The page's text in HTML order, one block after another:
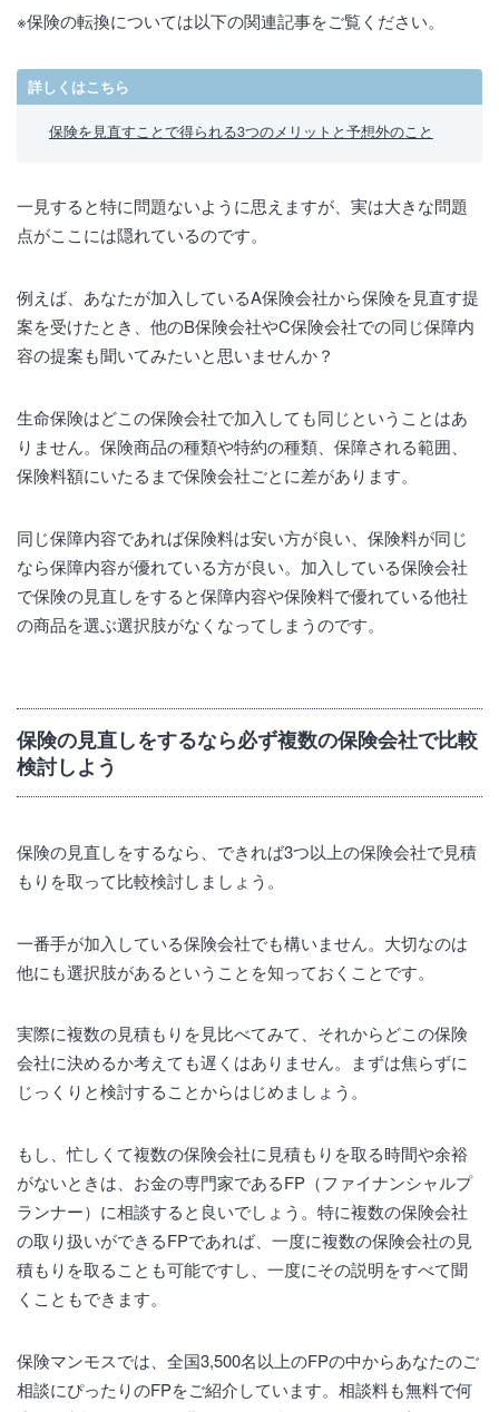
※保険の転換については以下の関連記事をご覧ください。
詳しくはこちら
保険を見直すことで得られる3つのメリットと予想外のこと
一見すると特に問題ないように思えますが、実は大きな問題
点がここには隠れているのです。
例えば、あなたが加入しているA保険会社から保険を見直す提
案を受けたとき、他のB保険会社やC保険会社での同じ保障内
容の提案も聞いてみたいと思いませんか？
生命保険はどこの保険会社で加入しても同じということはあ
りません。保険商品の種類や特約の種類、保障される範囲、
保険料額にいたるまで保険会社ごとに差があります。
同じ保障内容であれば保険料は安い方が良い、保険料が同じ
なら保障内容が優れている方が良い。加入している保険会社
で保険の見直しをすると保障内容や保険料で優れている他社
の商品を選ぶ選択肢がなくなってしまうのです。
保険の見直しをするなら必ず複数の保険会社で比較
検討しよう
保険の見直しをするなら、できれば3つ以上の保険会社で見積
もりを取って比較検討しましょう。
一番手が加入している保険会社でも構いません。大切なのは
他にも選択肢があるということを知っておくことです。
実際に複数の見積もりを見比べてみて、それからどこの保険
会社に決めるか考えても遅くはありません。まずは焦らずに
じっくりと検討することからはじめましょう。
もし、忙しくて複数の保険会社に見積もりを取る時間や余裕
がないときは、お金の専門家であるFP（ファイナンシャルプ
ランナー）に相談すると良いでしょう。特に複数の保険会社
の取り扱いができるFPであれば、一度に複数の保険会社の見
積もりを取ることも可能ですし、一度にその説明をすべて聞
くこともできます。
保険マンモスでは、全国3,500名以上のFPの中からあなたのご
相談にぴったりのFPをご紹介しています。相談料も無料で何